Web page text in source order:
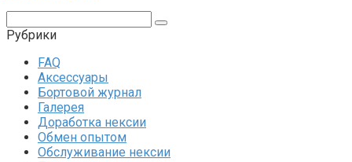
Рубрики
FAQ
Аксессуары
Бортовой журнал
Галерея
Доработка нексии
Обмен опытом
Обслуживание нексии